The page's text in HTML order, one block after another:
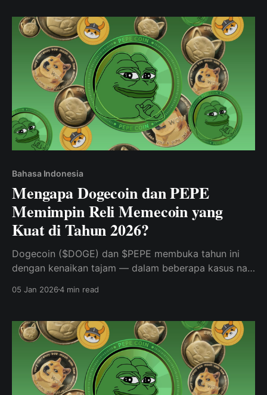
Bahasa Indonesia
Mengapa Dogecoin dan PEPE
Memimpin Reli Memecoin yang
Kuat di Tahun 2026?
Dogecoin ($DOGE) dan $PEPE membuka tahun ini
dengan kenaikan tajam — dalam beberapa kasus naik
05 Jan 20264 min read